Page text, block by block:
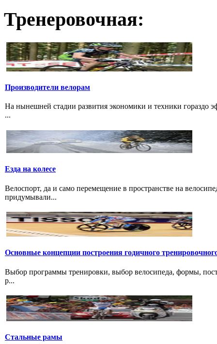
Тренеровочная:
Производители велорам
На нынешней стадии развития экономики и техники гораздо
...
Езда на колесе
Велоспорт, да и само перемещение в пространстве на
придумывали...
Основные концепции построения годичного
Выбор программы тренировки, выбор велосипеда, формы,
р...
Стальные рамы